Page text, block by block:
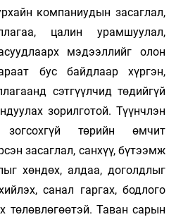
компаниудын засаглал,
цалин урамшуулал,
мэдээллийг олон
бус байдлаар хүргэн,
сэтгүүлчид төдийгүй
зорилготой. Түүнчлэн
төрийн өмчит
засаглал, санхүү, бүтээмж
хөндөх, алдаа, доголдлыг
санал гаргах, бодлого
төлөвлөгөөтэй. Таван сарын